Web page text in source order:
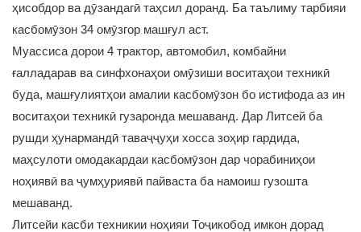
ҳисобдор ва дӯзандагӣ таҳсил доранд. Ба таълиму тарбияи
касбомӯзон 34 омӯзгор машғул аст.
Муассиса дорои 4 трактор, автомобил, комбайни
ғалладарав ва синфхонаҳои омӯзиши воситаҳои техникӣ
буда, машғулиятҳои амалии касбомӯзон бо истифода аз ин
воситаҳои техникӣ гузаронда мешаванд. Дар Литсей ба
рушди ҳунармандӣ таваҷҷуҳи хосса зоҳир гардида,
маҳсулоти омодакардаи касбомӯзон дар чорабиниҳои
ноҳиявӣ ва ҷумҳуриявӣ пайваста ба намоиш гузошта
мешаванд.
Литсейи касби техникии ноҳияи Тоҷикобод имкон дорад